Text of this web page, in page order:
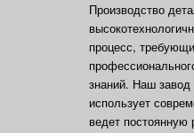
Производство
процесс,
знаний. Наш завод
использует
ведет постоянную